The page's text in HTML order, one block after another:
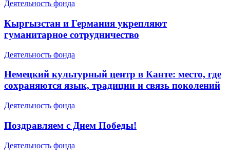
Деятельность фонда
Кыргызстан и Германия укрепляют
гуманитарное сотрудничество
Деятельность фонда
Немецкий культурный центр в Канте: место, где
сохраняются язык, традиции и связь поколений
Деятельность фонда
Поздравляем с Днем Победы!
Деятельность фонда